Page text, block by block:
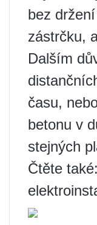
bez
zástrčku,
Dalším
času,
betonu v
stejných
Čtěte